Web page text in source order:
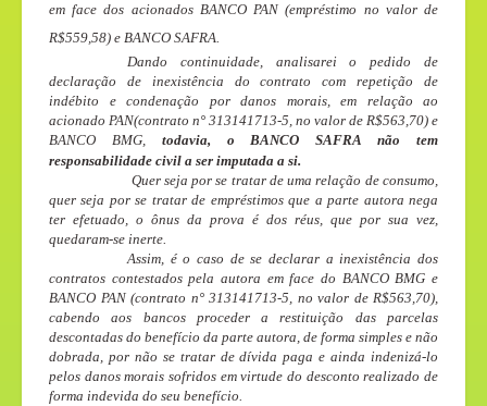
em face dos acionados BANCO PAN (empréstimo no valor de
R$559,58) e BANCO SAFRA.
Dando continuidade, analisarei o pedido de
declaração de inexistência do contrato com repetição de
indébito e condenação por danos morais, em relação ao
acionado PAN(contrato n° 313141713-5, no valor de R$563,70) e
BANCO BMG, todavia, oBANCO SAFRA não tem
responsabilidade civil a ser imputada a si.
Quer seja por se tratar de uma relação de consumo,
quer seja por se tratar de empréstimos que a parte autora nega
ter efetuado, o ônus da prova é dos réus, que por sua vez,
quedaram-se inerte.
Assim, é o caso de se declarar a inexistência dos
contratos contestados pela autora em face do BANCO BMG e
BANCO PAN (contrato n° 313141713-5, no valor de R$563,70),
cabendo aos bancos proceder a restituição das parcelas
descontadas do benefício da parte autora, de forma simples e não
dobrada, por não se tratar de dívida paga e ainda indenizá-lo
pelos danos morais sofridos em virtude do desconto realizado de
forma indevida do seu benefício.